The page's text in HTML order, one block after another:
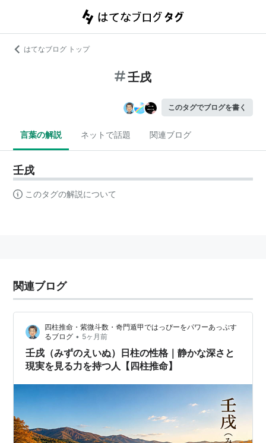
はてなブログ トップ
壬戌
このタグでブログを書く
言葉の解説 ネットで話題 関連ブログ
壬戌
このタグの解説について
関連ブログ
四柱推命・紫微斗数・奇門遁甲ではっぴーをパワーあっぷす
るブログ • 5ヶ月前
壬戌（みずのえいぬ）日柱の性格｜静かな深さと
現実を見る力を持つ人【四柱推命】